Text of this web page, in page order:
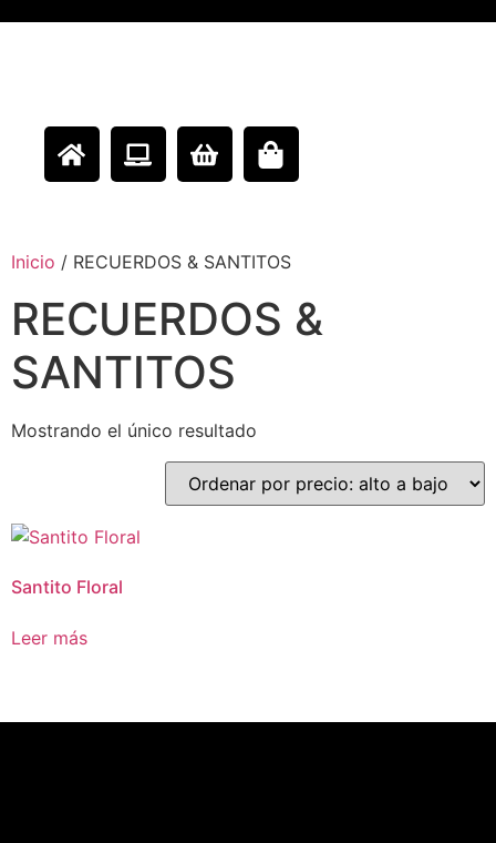
Inicio / RECUERDOS & SANTITOS
RECUERDOS &
SANTITOS
Mostrando el único resultado
Santito Floral
Leer más